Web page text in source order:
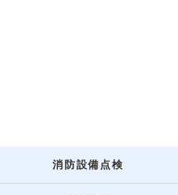
消防設備点検